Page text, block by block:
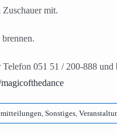
mit.
051 51 / 200-888
, Sonstiges,